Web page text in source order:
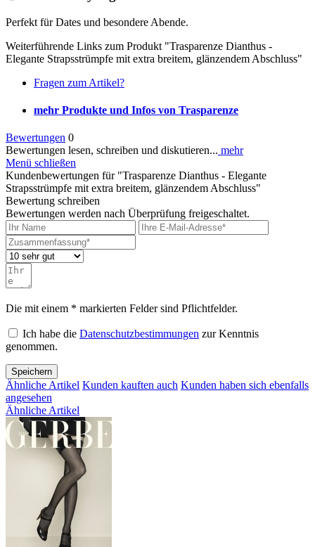
Perfekt für Dates und besondere Abende.
Weiterführende Links zum Produkt "Trasparenze Dianthus -
Elegante Strapsstrümpfe mit extra breitem, glänzendem Abschluss"
Fragen zum Artikel?
mehr Produkte und Infos von Trasparenze
Bewertungen 0
Bewertungen lesen, schreiben und diskutieren... mehr
Menü schließen
Kundenbewertungen für "Trasparenze Dianthus - Elegante
Strapsstrümpfe mit extra breitem, glänzendem Abschluss"
Bewertung schreiben
Bewertungen werden nach Überprüfung freigeschaltet.
Die mit einem * markierten Felder sind Pflichtfelder.
Ich habe die Datenschutzbestimmungen zur Kenntnis
genommen.
Speichern
Ähnliche Artikel Kunden kauften auch Kunden haben sich ebenfalls
angesehen
Ähnliche Artikel